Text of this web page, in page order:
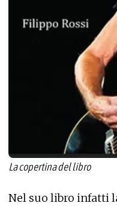
La copertina del libro
Nel suo libro infatti